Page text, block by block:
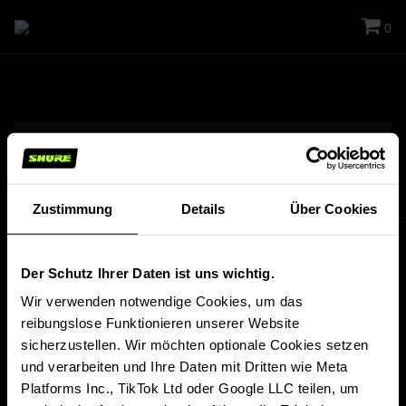
Zustimmung Details Über Cookies
Der Schutz Ihrer Daten ist uns wichtig.
Wir verwenden notwendige Cookies, um das
reibungslose Funktionieren unserer Website
sicherzustellen. Wir möchten optionale Cookies setzen
und verarbeiten und Ihre Daten mit Dritten wie Meta
Platforms Inc., TikTok Ltd oder Google LLC teilen, um
0
Bleiben Sie auf dem Laufenden!
Informieren Sie sich über Shure Produkte, News, Events und vieles
mehr!